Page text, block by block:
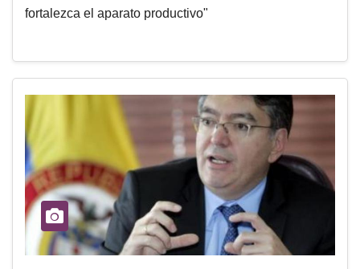
fortalezca el aparato productivo"